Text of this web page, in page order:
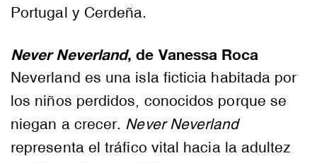
Portugal y Cerdeña.
Never Neverland, de Vanessa Roca
Neverland es una isla ficticia habitada por
los niños perdidos, conocidos porque se
niegan a crecer. Never Neverland
representa el tráfico vital hacia la adultez